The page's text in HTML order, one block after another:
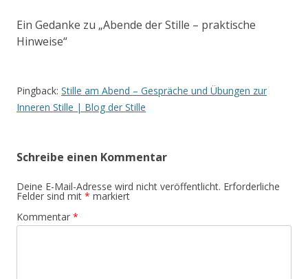
Ein Gedanke zu „Abende der Stille – praktische
Hinweise“
Pingback: Stille am Abend – Gespräche und Übungen zur
Inneren Stille | Blog der Stille
Schreibe einen Kommentar
Deine E-Mail-Adresse wird nicht veröffentlicht. Erforderliche
Felder sind mit * markiert
Kommentar *